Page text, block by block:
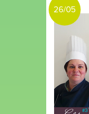
26/05